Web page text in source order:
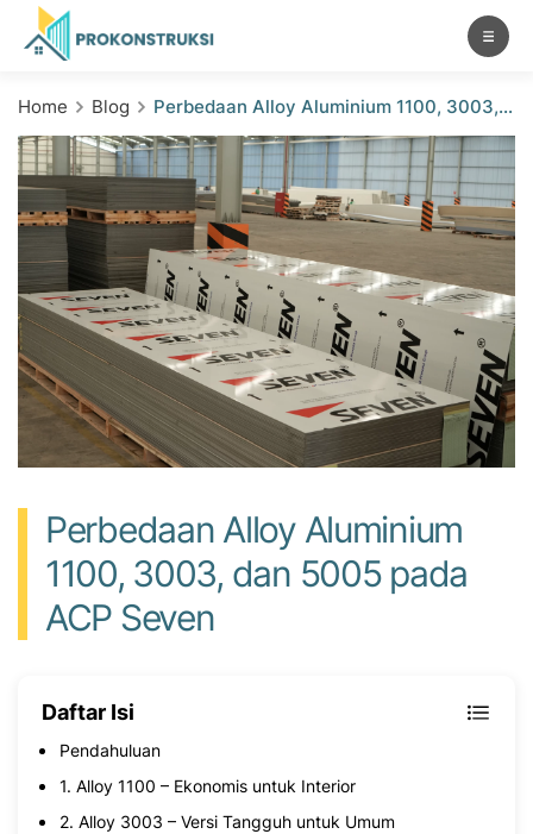
Home Blog
Perbedaan Alloy Aluminium 1100, 3003,
Perbedaan Alloy Aluminium
1100, 3003, dan 5005 pada
ACP Seven
Daftar Isi
Pendahuluan
1. Alloy 1100 – Ekonomis untuk Interior
2. Alloy 3003 – Versi Tangguh untuk Umum